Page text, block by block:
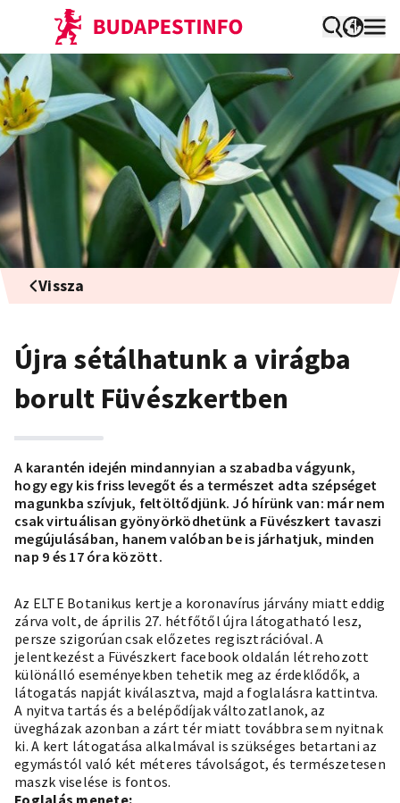
Vissza
Újra sétálhatunk a virágba
borult Füvészkertben
A karantén idején mindannyian a szabadba vágyunk,
hogy egy kis friss levegőt és a természet adta szépséget
magunkba szívjuk, feltöltődjünk. Jó hírünk van: már nem
csak virtuálisan gyönyörködhetünk a Füvészkert tavaszi
megújulásában, hanem valóban be is járhatjuk, minden
nap 9 és 17 óra között.
Az ELTE Botanikus kertje a koronavírus járvány miatt eddig
zárva volt, de április 27. hétfőtől újra látogatható lesz,
persze szigorúan csak előzetes regisztrációval. A
jelentkezést a Füvészkert facebook oldalán létrehozott
különálló eseményekben tehetik meg az érdeklődők, a
látogatás napját kiválasztva, majd a foglalásra kattintva.
A nyitva tartás és a belépődíjak változatlanok, az
üvegházak azonban a zárt tér miatt továbbra sem nyitnak
ki. A kert látogatása alkalmával is szükséges betartani az
egymástól való két méteres távolságot, és természetesen
maszk viselése is fontos.
Foglalás menete: